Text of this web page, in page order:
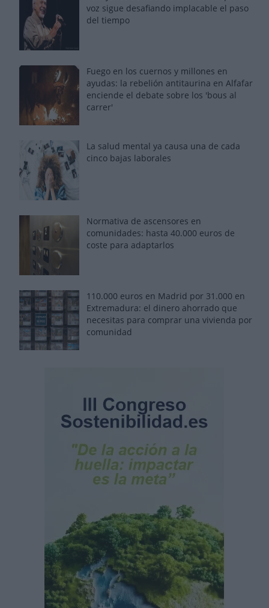
voz sigue desafiando implacable el paso
del tiempo
Fuego en los cuernos y millones en
ayudas: la rebelión antitaurina en Alfafar
enciende el debate sobre los 'bous al
carrer'
La salud mental ya causa una de cada
cinco bajas laborales
Normativa de ascensores en
comunidades: hasta 40.000 euros de
coste para adaptarlos
110.000 euros en Madrid por 31.000 en
Extremadura: el dinero ahorrado que
necesitas para comprar una vivienda por
comunidad